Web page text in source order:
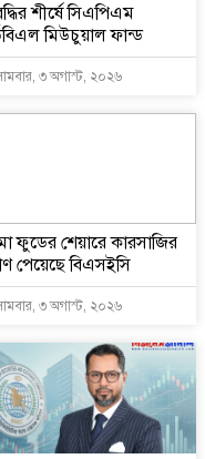
শীর্ষে সিএপিএম
মিউচুয়াল ফান্ড
৩ অগাস্ট, ২০২৬
ফুডের শেয়ারে কারসাজির
পেয়েছে বিএসইসি
৩ অগাস্ট, ২০২৬